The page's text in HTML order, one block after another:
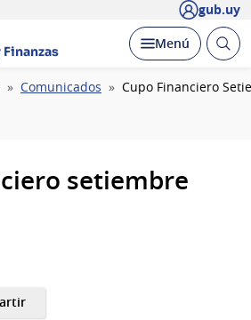
gub.uy
Desplegar
Menú Abrir
Comunicados Cupo Financiero
setiembre